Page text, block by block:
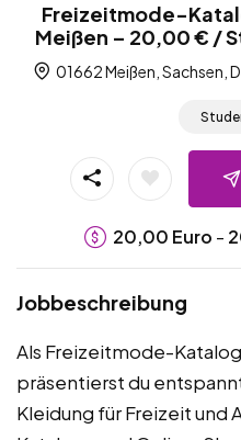
Freizeitmode-
Meißen – 20,00 € /
01662 Meißen, Sachsen,
20,00 Euro -
Jobbeschreibung
Als Freizeitmode-
präsentierst du
Kleidung für Freizeit und